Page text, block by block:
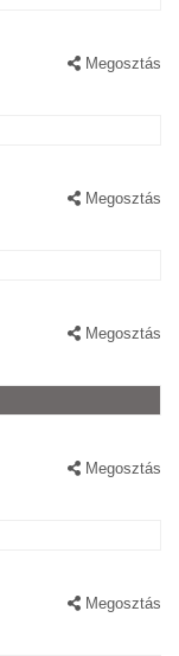
Megosztás
Megosztás
Megosztás
Megosztás
Megosztás